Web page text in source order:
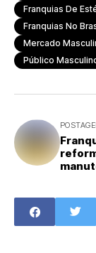
Franquias De
Franquias No
Mercado
Público
casa